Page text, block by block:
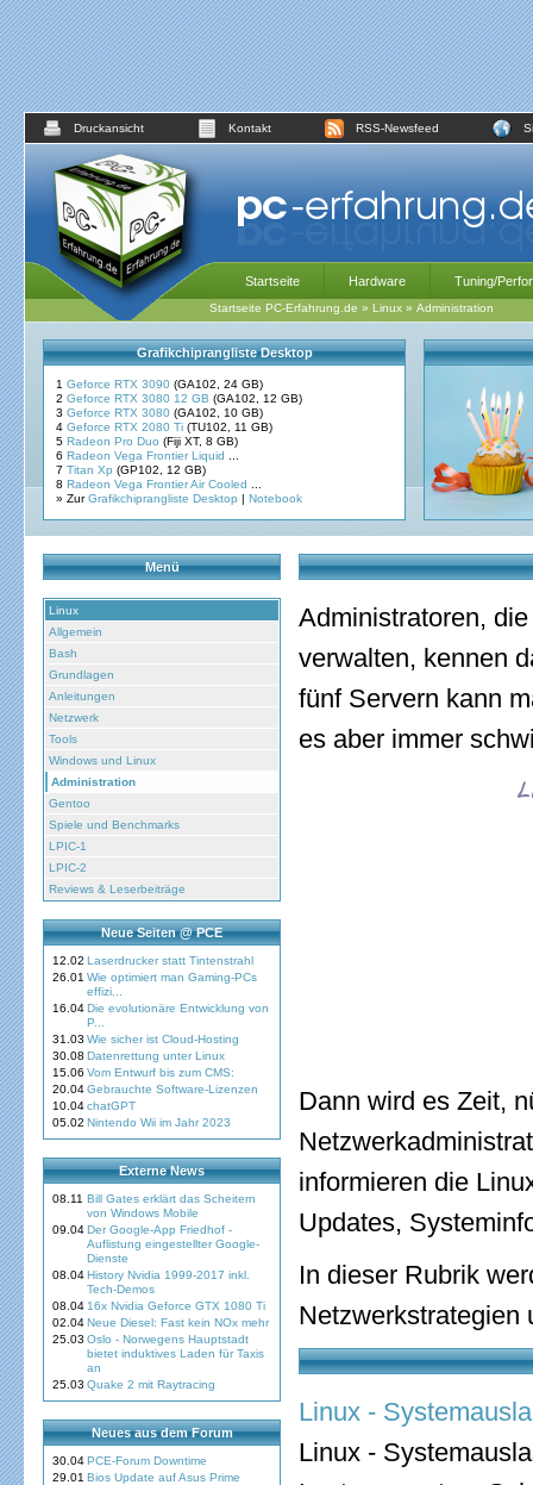
Druckansicht Kontakt RSS-Newsfeed
Startseite Hardware Tuning/
Startseite PC-Erfahrung.de » Linux » Administration
Grafikchiprangliste Desktop
1 Geforce RTX 3090 (GA102, 24 GB)
2 Geforce RTX 3080 12 GB (GA102, 12 GB)
3 Geforce RTX 3080 (GA102, 10 GB)
4 Geforce RTX 2080 Ti (TU102, 11 GB)
5 Radeon Pro Duo (Fiji XT, 8 GB)
6 Radeon Vega Frontier Liquid
7 Titan Xp (GP102, 12 GB)
8 Radeon Vega Frontier Air Cooled
» ZurGrafikchiprangliste Desktop | Notebook
Menü
Linux
Allgemein
Bash
Grundlagen
Anleitungen
Netzwerk
Tools
Windows und Linux
Administration
Gentoo
Spiele und Benchmarks
LPIC-1
LPIC-2
Reviews & Leserbeiträge
Neue Seiten @ PCE
12.02 Laserdrucker statt Tintenstrahl
26.01 Wie optimiert man Gaming-PCs
effizi...
16.04Die evolutionäre Entwicklung von
P...
31.03 Wie sicher ist Cloud-Hosting
30.08 Datenrettung unter Linux
15.06 Vom Entwurf bis zum CMS:
20.04Gebrauchte Software-Lizenzen
10.04chatGPT
05.02 Nintendo Wii im Jahr 2023
Externe News
08.11 Bill Gates erklärt das Scheitern
von Windows Mobile
09.04Der Google-App Friedhof -
Auflistung eingestellter Google-
Dienste
08.04History Nvidia 1999-2017 inkl.
Tech-Demos
08.04 16x Nvidia Geforce GTX 1080 Ti
02.04Neue Diesel: Fast kein NOx mehr
25.03 Oslo - Norwegens Hauptstadt
bietet induktives Laden für Taxis
an
25.03 Quake 2 mit Raytracing
Neues aus dem Forum
30.04PCE-Forum Downtime
29.01 Bios Update auf Asus Prime
Administratoren,
verwalten, kennen
fünf Servern kann
es aber immer
Dann wird es Zeit,
informieren die
Updates,
In dieser Rubrik
Netzwerkstrategien
Linux -
Linux -